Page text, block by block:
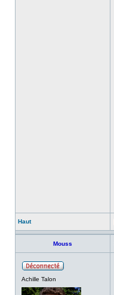
Haut
Mouss
Achille Talon